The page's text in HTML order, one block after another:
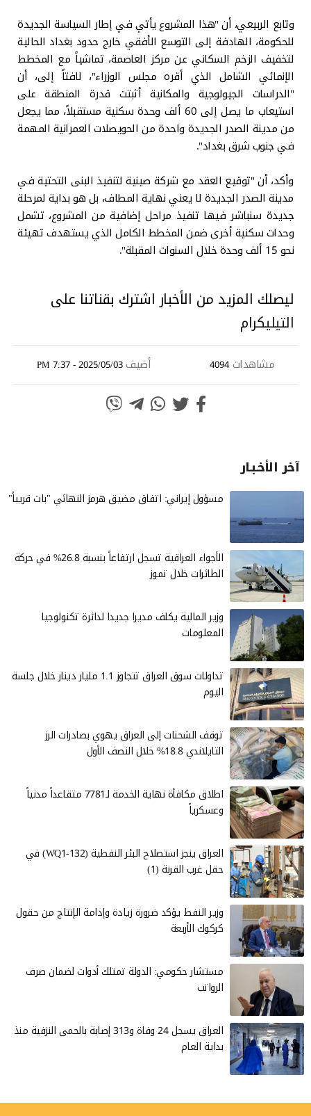
وتابع الربيعي، أن "هذا المشروع يأتي في إطار السياسة الجديدة
للحكومة، الهادفة إلى التوسع الأفقي خارج حدود بغداد الحالية
لتخفيف الزخم السكاني عن مركز العاصمة، تماشياً مع المخطط
الإنمائي الشامل الذي أقره مجلس الوزراء"، لافتاً إلى، أن
"الدراسات الجيولوجية والمكانية أثبتت قدرة المنطقة على
استيعاب ما يصل إلى 60 ألف وحدة سكنية مستقبلاً، مما يجعل
من مدينة الصدر الجديدة واحدة من الحويصلات العمرانية المهمة
في جنوب شرق بغداد".
وأكد، أن "توقيع العقد مع شركة صينية لتنفيذ البنى التحتية في
مدينة الصدر الجديدة لا يعني نهاية المطاف، بل هو بداية لمرحلة
جديدة سنباشر فيها تنفيذ مراحل إضافية من المشروع، تشمل
وحدات سكنية أخرى ضمن المخطط الكامل الذي يستهدف تهيئة
نحو 15 ألف وحدة خلال السنوات المقبلة".
ليصلك المزيد من الأخبار اشترك بقناتنا على
التيليكرام
مشاهدات4094 أضيف2025/05/03 - 7:37 PM
آخر الأخـبـار
مسؤول إيراني: اتفاق مضيق هرمز النهائي "بات قريباً"
الأجواء العراقية تسجل ارتفاعاً بنسبة 26.8% في حركة
الطائرات خلال تموز
وزير المالية يكلف مديرا جديدا لدائرة تكنولوجيا
المعلومات
تداولات سوق العراق تتجاوز 1.1 مليار دينار خلال جلسة
اليوم
توقف الشحنات إلى العراق يهوي بصادرات الرز
التايلاندي 18.8% خلال النصف الأول
اطلاق مكافأة نهاية الخدمة لـ7781 متقاعداً مدنياً
وعسكرياً
العراق ينجز استصلاح البئر النفطية (WQ1-132) في
حقل غرب القرنة (1)
وزير النفط يؤكد ضرورة زيادة وإدامة الإنتاج من حقول
كركوك الأربعة
مستشار حكومي: الدولة تمتلك أدوات لضمان صرف
الرواتب
العراق يسجل 24 وفاة و313 إصابة بالحمى النزفية منذ
بداية العام